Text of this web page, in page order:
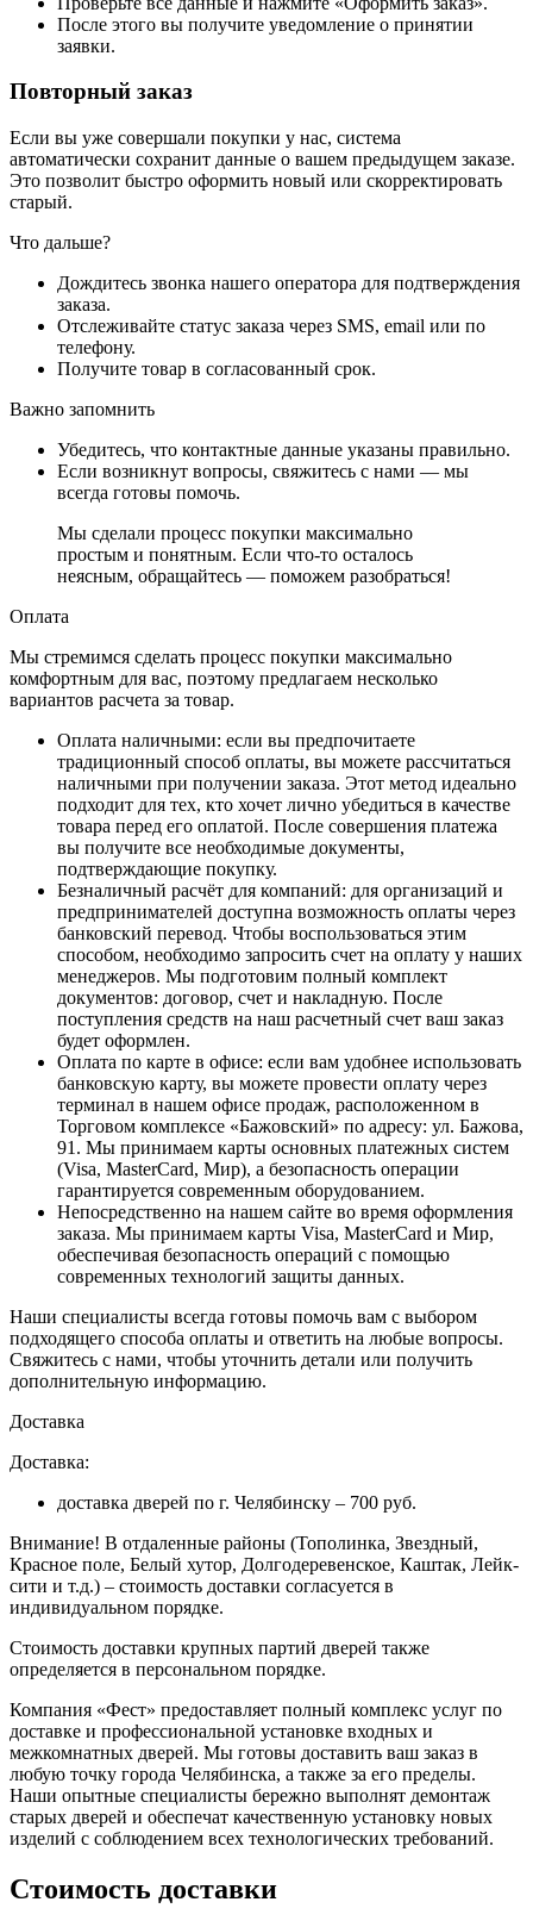
После этого вы получите уведомление о принятии
заявки.
Повторный заказ
Если вы уже совершали покупки у нас, система
автоматически сохранит данные о вашем предыдущем заказе.
Это позволит быстро оформить новый или скорректировать
старый.
Что дальше?
Дождитесь звонка нашего оператора для подтверждения
заказа.
Отслеживайте статус заказа через SMS, email или по
телефону.
Получите товар в согласованный срок.
Важно запомнить
Убедитесь, что контактные данные указаны правильно.
Если возникнут вопросы, свяжитесь с нами — мы
всегда готовы помочь.
Мы сделали процесс покупки максимально
простым и понятным. Если что-то осталось
неясным, обращайтесь — поможем разобраться!
Оплата
Мы стремимся сделать процесс покупки максимально
комфортным для вас, поэтому предлагаем несколько
вариантов расчета за товар.
Оплата наличными: если вы предпочитаете
традиционный способ оплаты, вы можете рассчитаться
наличными при получении заказа. Этот метод идеально
подходит для тех, кто хочет лично убедиться в качестве
товара перед его оплатой. После совершения платежа
вы получите все необходимые документы,
подтверждающие покупку.
Безналичный расчёт для компаний: для организаций и
предпринимателей доступна возможность оплаты через
банковский перевод. Чтобы воспользоваться этим
способом, необходимо запросить счет на оплату у наших
менеджеров. Мы подготовим полный комплект
документов: договор, счет и накладную. После
поступления средств на наш расчетный счет ваш заказ
будет оформлен.
Оплата по карте в офисе: если вам удобнее использовать
банковскую карту, вы можете провести оплату через
терминал в нашем офисе продаж, расположенном в
Торговом комплексе «Бажовский» по адресу: ул. Бажова,
91. Мы принимаем карты основных платежных систем
(Visa, MasterCard, Мир), а безопасность операции
гарантируется современным оборудованием.
Непосредственно на нашем сайте во время оформления
заказа. Мы принимаем карты Visa, MasterCard и Мир,
обеспечивая безопасность операций с помощью
современных технологий защиты данных.
Наши специалисты всегда готовы помочь вам с выбором
подходящего способа оплаты и ответить на любые вопросы.
Свяжитесь с нами, чтобы уточнить детали или получить
дополнительную информацию.
Доставка
Доставка:
доставка дверей по г. Челябинску – 700 руб.
Внимание! В отдаленные районы (Тополинка, Звездный,
Красное поле, Белый хутор, Долгодеревенское, Каштак, Лейк-
сити и т.д.) – стоимость доставки согласуется в
индивидуальном порядке.
Стоимость доставки крупных партий дверей также
определяется в персональном порядке.
Компания «Фест» предоставляет полный комплекс услуг по
доставке и профессиональной установке входных и
межкомнатных дверей. Мы готовы доставить ваш заказ в
любую точку города Челябинска, а также за его пределы.
Наши опытные специалисты бережно выполнят демонтаж
старых дверей и обеспечат качественную установку новых
изделий с соблюдением всех технологических требований.
Стоимость доставки